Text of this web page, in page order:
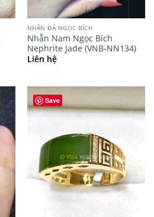
NHẪN ĐÁ NGỌC BÍCH
Nhẫn Nam Ngọc Bích
Nephrite Jade (VNB-NN134)
Liên hệ
Save